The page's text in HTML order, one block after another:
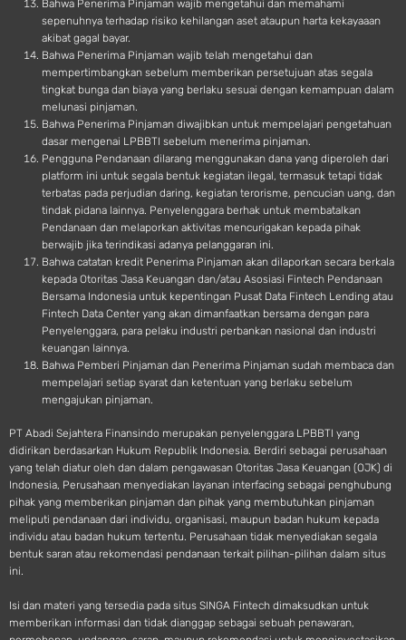
Bahwa Penerima Pinjaman wajib mengetahui dan memahami
sepenuhnya terhadap risiko kehilangan aset ataupun harta kekayaaan
akibat gagal bayar.
Bahwa Penerima Pinjaman wajib telah mengetahui dan
mempertimbangkan sebelum memberikan persetujuan atas segala
tingkat bunga dan biaya yang berlaku sesuai dengan kemampuan dalam
melunasi pinjaman.
Bahwa Penerima Pinjaman diwajibkan untuk mempelajari pengetahuan
dasar mengenai LPBBTI sebelum menerima pinjaman.
Pengguna Pendanaan dilarang menggunakan dana yang diperoleh dari
platform ini untuk segala bentuk kegiatan ilegal, termasuk tetapi tidak
terbatas pada perjudian daring, kegiatan terorisme, pencucian uang, dan
tindak pidana lainnya. Penyelenggara berhak untuk membatalkan
Pendanaan dan melaporkan aktivitas mencurigakan kepada pihak
berwajib jika terindikasi adanya pelanggaran ini.
Bahwa catatan kredit Penerima Pinjaman akan dilaporkan secara berkala
kepada Otoritas Jasa Keuangan dan/atau Asosiasi Fintech Pendanaan
Bersama Indonesia untuk kepentingan Pusat Data Fintech Lending atau
Fintech Data Center yang akan dimanfaatkan bersama dengan para
Penyelenggara, para pelaku industri perbankan nasional dan industri
keuangan lainnya.
Bahwa Pemberi Pinjaman dan Penerima Pinjaman sudah membaca dan
mempelajari setiap syarat dan ketentuan yang berlaku sebelum
mengajukan pinjaman.
PT Abadi Sejahtera Finansindo merupakan penyelenggara LPBBTI yang
didirikan berdasarkan Hukum Republik Indonesia. Berdiri sebagai perusahaan
yang telah diatur oleh dan dalam pengawasan Otoritas Jasa Keuangan (OJK) di
Indonesia, Perusahaan menyediakan layanan interfacing sebagai penghubung
pihak yang memberikan pinjaman dan pihak yang membutuhkan pinjaman
meliputi pendanaan dari individu, organisasi, maupun badan hukum kepada
individu atau badan hukum tertentu. Perusahaan tidak menyediakan segala
bentuk saran atau rekomendasi pendanaan terkait pilihan-pilihan dalam situs
ini.
Isi dan materi yang tersedia pada situs SINGA Fintech dimaksudkan untuk
memberikan informasi dan tidak dianggap sebagai sebuah penawaran,